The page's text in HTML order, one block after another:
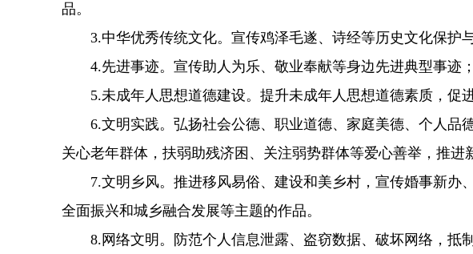
品。
3.中华优秀传统文化。宣传鸡泽毛遂、诗经等历史文化保护
4.先进事迹。宣传助人为乐、敬业奉献等身边先进典型事迹
5.未成年人思想道德建设。提升未成年人思想道德素质，促
6.文明实践。弘扬社会公德、职业道德、家庭美德、个人品
关心老年群体，扶弱助残济困、关注弱势群体等爱心善举，推
7.文明乡风。推进移风易俗、建设和美乡村，宣传婚事新办
全面振兴和城乡融合发展等主题的作品。
8.网络文明。防范个人信息泄露、盗窃数据、破坏网络，抵